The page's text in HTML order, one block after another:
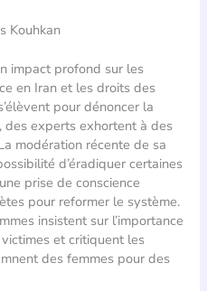
Kouhkan
impact profond sur les
en Iran et les droits des
pour dénoncer la
des experts exhortent à des
modération récente de sa
d’éradiquer certaines
prise de conscience
pour reformer le système.
insistent sur l’importance
et critiquent les
des femmes pour des